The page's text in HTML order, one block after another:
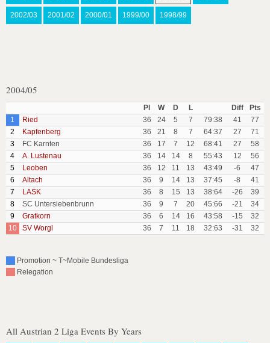
2002/03 2001/02 2000/01 1999/00 1998/99
2004/05
Pl W D L Diff
Pts
1
Ried 36 24 5 7 79:38 41
77
2
Kapfenberg 36 21 8 7 64:37 27
71
3
FC Karnten 36 17 7 12 68:41 27
58
4
A. Lustenau 36 14 14 8 55:43 12
56
5
Leoben 36 12 11 13 43:49 -6
47
6
Altach 36 9 14 13 37:45 -8
41
7
LASK 36 8 15 13 38:64 -26
39
8
SC Untersiebenbrunn 36 9 7 20 45:66 -21
34
9
Gratkorn 36 6 14 16 43:58 -15
32
10
SV Worgl 36 7 11 18 32:63 -31 32
Promotion ~ T~Mobile Bundesliga
Relegation
All Austrian 2 Liga Events By Years